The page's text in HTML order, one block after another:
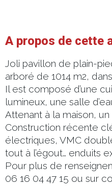
A propos de cette
Joli pavillon de plain-
arboré de 1014 m2,
Il est composé d’une
lumineux, une salle
Attenant à la maison,
Construction récente
électriques, VMC
tout à l’égout… enduits
Pour plus de
06 16 04 47 15 ou sur